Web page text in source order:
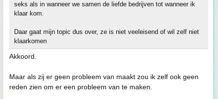
seks als in wanneer we samen de liefde bedrijven tot wanneer ik
klaar kom.
Daar gaat mijn topic dus over, ze is niet veeleisend of wil zelf niet
klaarkomen
Akkoord.
Maar als zij er geen probleem van maakt zou ik zelf ook geen
reden zien om er een probleem van te maken.